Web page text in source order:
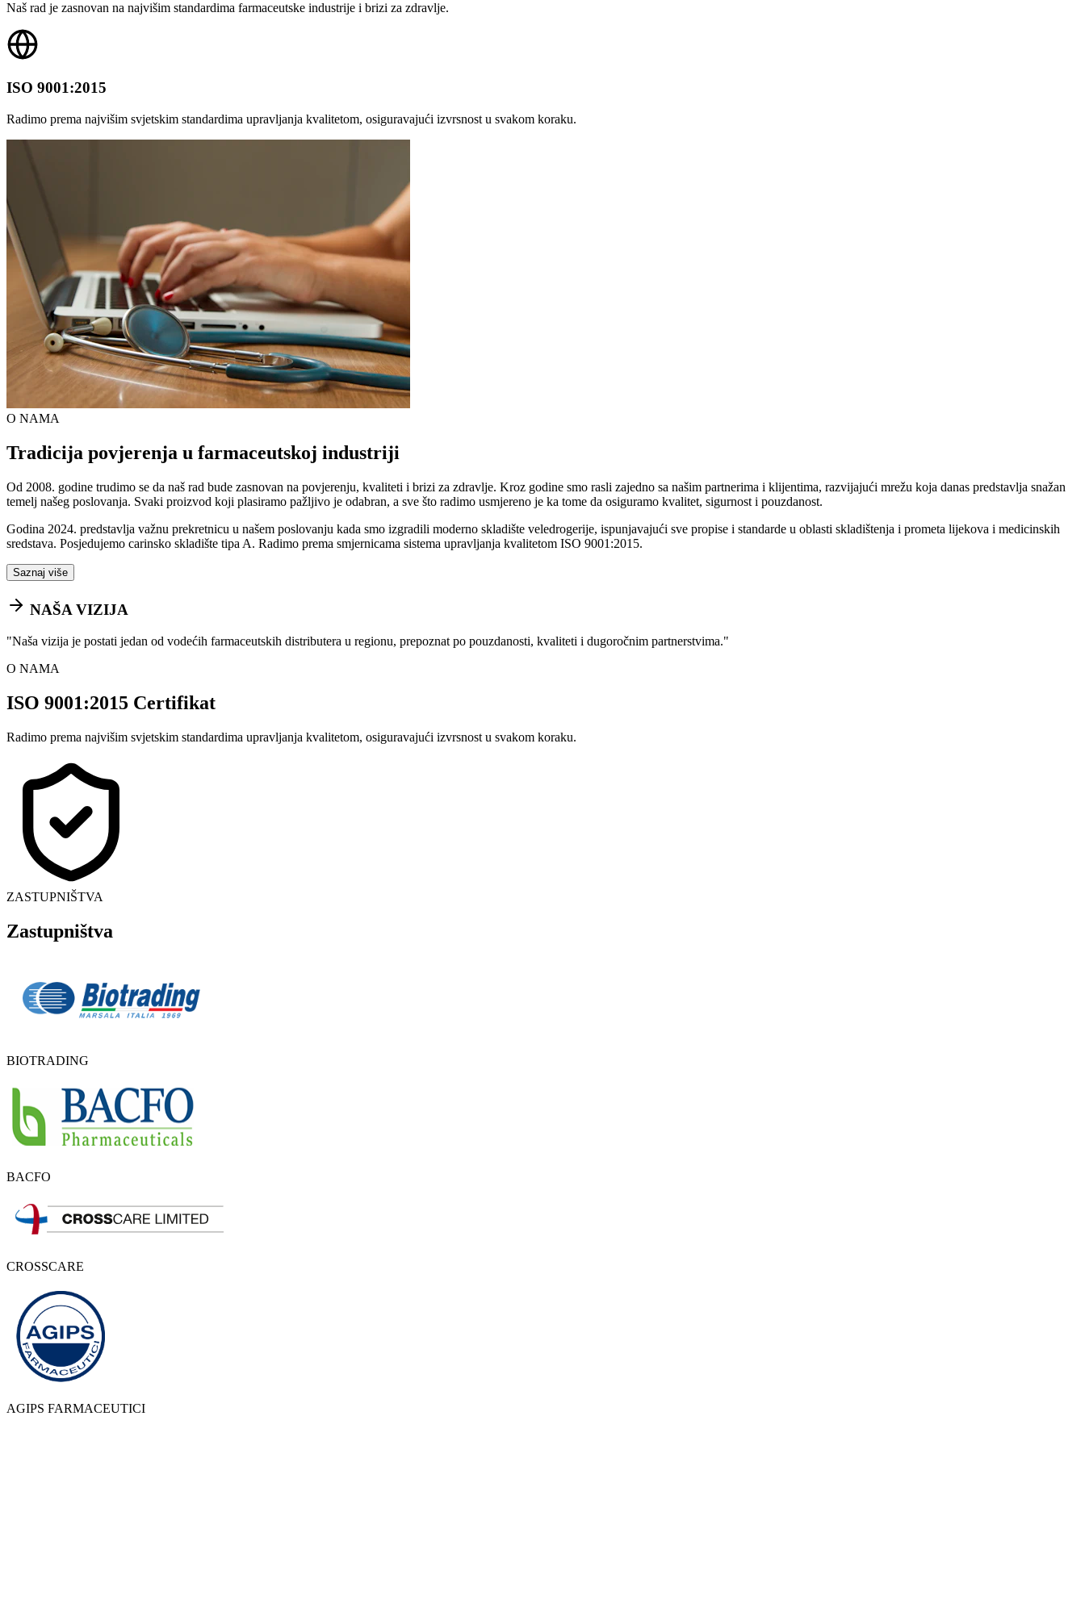
Naš rad je zasnovan na najvišim standardima farmaceutske industrije i brizi za zdravlje.
ISO 9001:2015
Radimo prema najvišim svjetskim standardima upravljanja kvalitetom, osiguravajući izvrsnost u svakom koraku.
O NAMA
Tradicija povjerenja u farmaceutskoj industriji
Od 2008. godine trudimo se da naš rad bude zasnovan na povjerenju, kvaliteti i brizi za zdravlje. Kroz godine smo rasli zajedno sa našim partnerima i klijentima, razvijajući mrežu koja danas predstavlja snažan
temelj našeg poslovanja. Svaki proizvod koji plasiramo pažljivo je odabran, a sve što radimo usmjereno je ka tome da osiguramo kvalitet, sigurnost i pouzdanost.
Godina 2024. predstavlja važnu prekretnicu u našem poslovanju kada smo izgradili moderno skladište veledrogerije, ispunjavajući sve propise i standarde u oblasti skladištenja i prometa lijekova i medicinskih
sredstava. Posjedujemo carinsko skladište tipa A. Radimo prema smjernicama sistema upravljanja kvalitetom ISO 9001:2015.
Saznaj više
NAŠA VIZIJA
"Naša vizija je postati jedan od vodećih farmaceutskih distributera u regionu, prepoznat po pouzdanosti, kvaliteti i dugoročnim partnerstvima."
O NAMA
ISO 9001:2015 Certifikat
Radimo prema najvišim svjetskim standardima upravljanja kvalitetom, osiguravajući izvrsnost u svakom koraku.
ZASTUPNIŠTVA
Zastupništva
BIOTRADING
BACFO
CROSSCARE
AGIPS FARMACEUTICI